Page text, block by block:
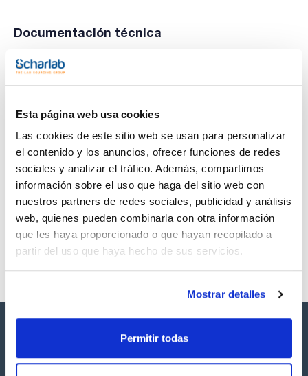
Esta página web usa cookies
Las cookies de este sitio web se usan para personalizar
el contenido y los anuncios, ofrecer funciones de redes
sociales y analizar el tráfico. Además, compartimos
información sobre el uso que haga del sitio web con
nuestros partners de redes sociales, publicidad y análisis
web, quienes pueden combinarla con otra información
que les haya proporcionado o que hayan recopilado a
partir del uso que haya hecho de sus servicios.
Mostrar detalles
Permitir todas
Documentación técnica
TDS / Ficha técnica
Regístrate para
Regístrate para
descargas
productos marca Scharlau habitualmente en stock,
listos para una entrega inmediata.